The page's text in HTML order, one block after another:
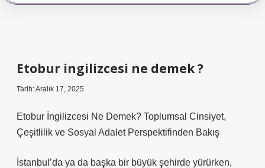
Etobur ingilizcesi ne demek ?
Tarih: Aralık 17, 2025
Etobur İngilizcesi Ne Demek? Toplumsal Cinsiyet,
Çeşitlilik ve Sosyal Adalet Perspektifinden Bakış
İstanbul’da ya da başka bir büyük şehirde yürürken,